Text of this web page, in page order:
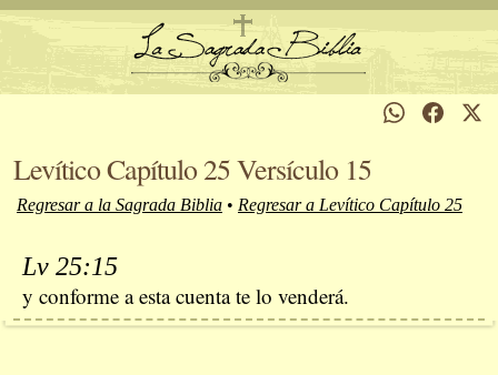
Levítico Capítulo 25 Versículo 15
Regresar a la Sagrada Biblia • Regresar a Levítico Capítulo 25
Lv 25:15
y conforme a esta cuenta te lo venderá.